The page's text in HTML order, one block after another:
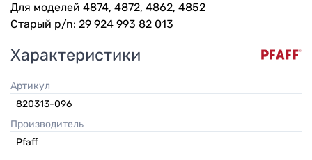
Для моделей 4874, 4872, 4862, 4852
Старый p/n: 29 924 993 82 013
Характеристики
Артикул
820313-096
Производитель
Pfaff